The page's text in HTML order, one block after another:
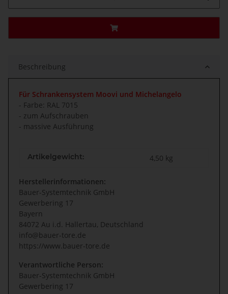
Beschreibung
Für Schrankensystem Moovi und Michelangelo
- Farbe: RAL 7015
- zum Aufschrauben
- massive Ausführung
Artikelgewicht: 4,50 kg
Herstellerinformationen:
Bauer-Systemtechnik GmbH
Gewerbering 17
Bayern
84072 Au i.d. Hallertau, Deutschland
info@bauer-tore.de
https://www.bauer-tore.de
Verantwortliche Person:
Bauer-Systemtechnik GmbH
Gewerbering 17